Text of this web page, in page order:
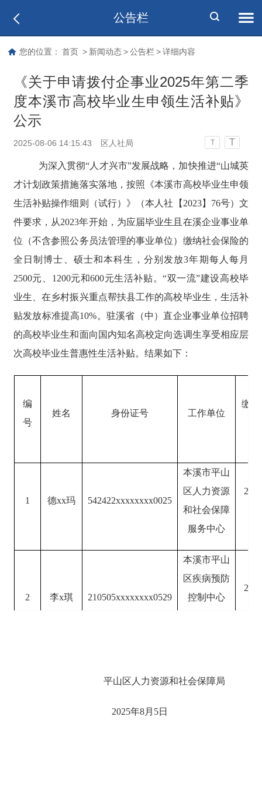
公告栏
您的位置： 首页 > 新闻动态 > 公告栏 > 详细内容
《关于申请拨付企事业2025年第二季
度本溪市高校毕业生申领生活补贴》
公示
2025-08-06 14:15:43 区人社局 T T
为深入贯彻“人才兴市”发展战略，加快推进“山城英
才计划政策措施落实落地，按照《本溪市高校毕业生申领
生活补贴操作细则（试行）》（本人社【2023】76号）文
件要求，从2023年开始，为应届毕业生且在溪企业事业单
位（不含参照公务员法管理的事业单位）缴纳社会保险的
全日制博士、硕士和本科生，分别发放3年期每人每月
2500元、1200元和600元生活补贴。“双一流”建设高校毕
业生、在乡村振兴重点帮扶县工作的高校毕业生，生活补
贴发放标准提高10%。驻溪省（中）直企业事业单位招聘
的高校毕业生和面向国内知名高校定向选调生享受相应层
次高校毕业生普惠性生活补贴。结果如下：
编
号
姓名 身份证号 工作单位
缴
1 德xx玛 542422xxxxxxxx0025
本溪市平山
区人力资源
和社会保障
服务中心
2 李x琪 210505xxxxxxxx0529
本溪市平山
区疾病预防
控制中心
211004xxxxxxxx0329
区桥北街道
平山区人力资源和社会保障局
2025年8月5日